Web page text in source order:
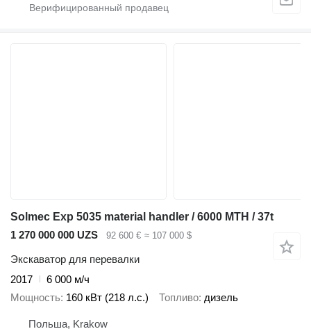
Solmec Exp 5035 material handler / 6000 MTH / 37t
1 270 000 000 UZS
92 600 € ≈ 107 000 $
Экскаватор для перевалки
2017
6 000 м/ч
Мощность 160 кВт (218 л.с.) Топливо дизель
Польша, Krakow